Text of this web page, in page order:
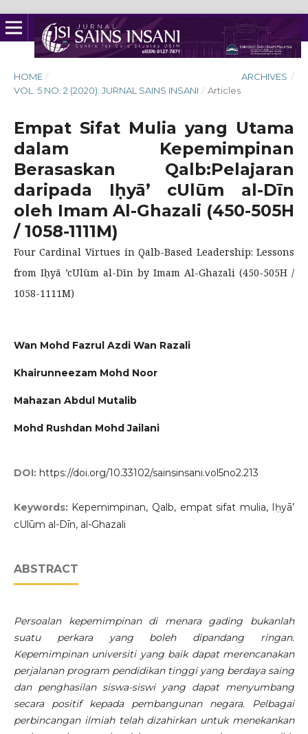
HOME / ARCHIVES /
VOL. 5 NO. 2 (2020): JURNAL SAINS INSANI / Articles
Empat Sifat Mulia yang Utama
dalam Kepemimpinan
Berasaskan Qalb:Pelajaran
daripada Iḥyā’ cUlūm al-Dīn
oleh Imam Al-Ghazali (450-505H
/ 1058-1111M)
Four Cardinal Virtues in Qalb-Based Leadership: Lessons
from Iḥyā ’cUlūm al-Dīn by Imam Al-Ghazali (450-505H /
1058-1111M)
Wan Mohd Fazrul Azdi Wan Razali
Khairunneezam Mohd Noor
Mahazan Abdul Mutalib
Mohd Rushdan Mohd Jailani
DOI: https://doi.org/10.33102/sainsinsani.vol5no2.213
Keywords: Kepemimpinan, Qalb, empat sifat mulia, Iḥyā’
cUlūm al-Dīn, al-Ghazali
ABSTRACT
Persoalan kepemimpinan di menara gading bukanlah
suatu perkara yang boleh dipandang ringan.
Kepemimpinan universiti yang baik dapat merencanakan
perjalanan program pendidikan tinggi yang berdaya saing
dan penghasilan siswa-siswi yang dapat menyumbang
secara positif kepada pembangunan negara. Pelbagai
perbincangan ilmiah telah dizahirkan untuk menekankan